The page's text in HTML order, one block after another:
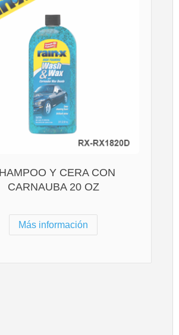
Y CERA CON
CARNAUBA 20 OZ
Más información